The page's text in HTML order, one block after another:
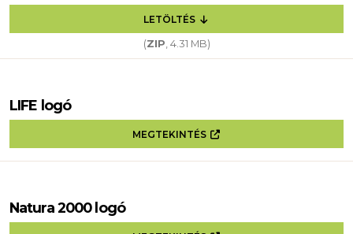
LETÖLTÉS
(ZIP, 4.31 MB)
LIFE logó
MEGTEKINTÉS
Natura 2000 logó